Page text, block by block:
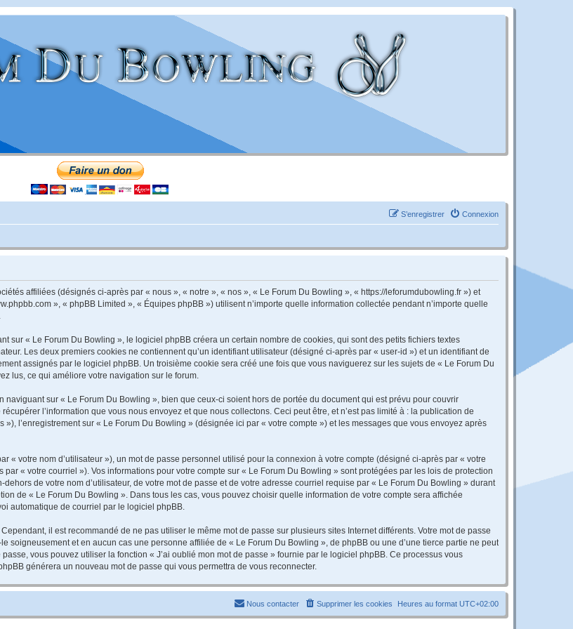
Connexion
S’enregistrer
affiliées (désignés ci-après par « nous », « notre », « nos », « Le Forum Du Bowling », « https://leforumdubowling.fr ») et
», « phpBB Limited », « Équipes phpBB ») utilisent n’importe quelle information collectée pendant n’importe quelle
sur « Le Forum Du Bowling », le logiciel phpBB créera un certain nombre de cookies, qui sont des petits fichiers textes
Les deux premiers cookies ne contiennent qu’un identifiant utilisateur (désigné ci-après par « user-id ») et un identifiant de
assignés par le logiciel phpBB. Un troisième cookie sera créé une fois que vous naviguerez sur les sujets de « Le Forum Du
lus, ce qui améliore votre navigation sur le forum.
sur « Le Forum Du Bowling », bien que ceux-ci soient hors de portée du document qui est prévu pour couvrir
l’information que vous nous envoyez et que nous collectons. Ceci peut être, et n’est pas limité à : la publication de
l’enregistrement sur « Le Forum Du Bowling » (désignée ici par « votre compte ») et les messages que vous envoyez après
« votre nom d’utilisateur »), un mot de passe personnel utilisé pour la connexion à votre compte (désigné ci-après par « votre
« votre courriel »). Vos informations pour votre compte sur « Le Forum Du Bowling » sont protégées par les lois de protection
de votre nom d’utilisateur, de votre mot de passe et de votre adresse courriel requise par « Le Forum Du Bowling » durant
de « Le Forum Du Bowling ». Dans tous les cas, vous pouvez choisir quelle information de votre compte sera affichée
automatique de courriel par le logiciel phpBB.
il est recommandé de ne pas utiliser le même mot de passe sur plusieurs sites Internet différents. Votre mot de passe
soigneusement et en aucun cas une personne affiliée de « Le Forum Du Bowling », de phpBB ou une d’une tierce partie ne peut
vous pouvez utiliser la fonction « J’ai oublié mon mot de passe » fournie par le logiciel phpBB. Ce processus vous
générera un nouveau mot de passe qui vous permettra de vous reconnecter.
Heures au format UTC+02:00
Supprimer les cookies
Nous contacter